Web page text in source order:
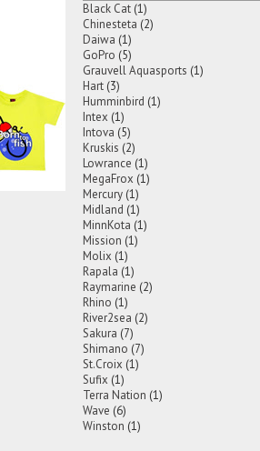
Black Cat (1)
Chinesteta (2)
Daiwa (1)
GoPro (5)
Grauvell Aquasports (1)
Hart (3)
Humminbird (1)
Intex (1)
Intova (5)
Kruskis (2)
Lowrance (1)
MegaFrox (1)
Mercury (1)
Midland (1)
MinnKota (1)
Mission (1)
Molix (1)
Rapala (1)
Raymarine (2)
Rhino (1)
River2sea (2)
Sakura (7)
Shimano (7)
St.Croix (1)
Sufix (1)
Terra Nation (1)
Wave (6)
Winston (1)